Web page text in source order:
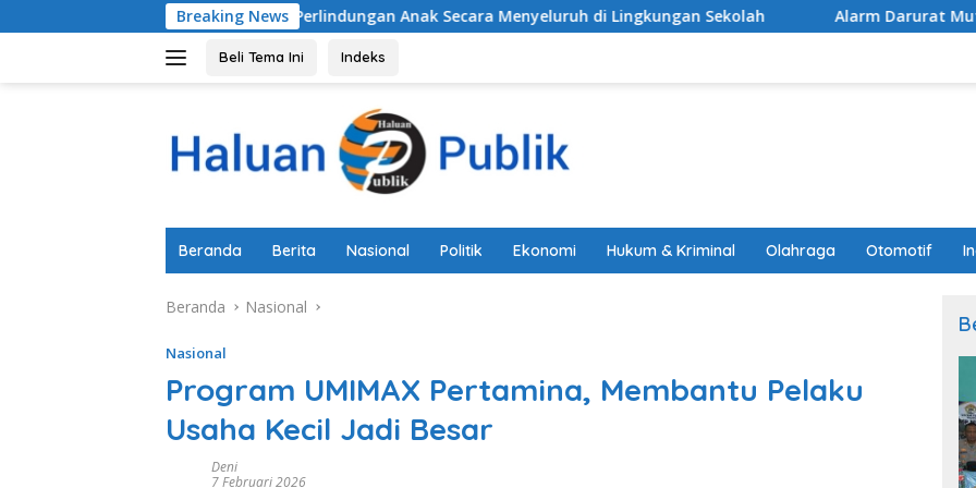
ke
Breaking News
Sistem Perlindungan Anak Secara Menyeluruh di Lingkungan Sekolah Alarm Darurat Mutu Pendidikan
Beli Tema Ini Indeks
Beranda Berita Nasional Politik Ekonomi Hukum & Kriminal Olahraga Otomotif
Beranda Nasional
Nasional
Program UMIMAX Pertamina, Membantu Pelaku
Usaha Kecil Jadi Besar
Deni
7 Februari 2026